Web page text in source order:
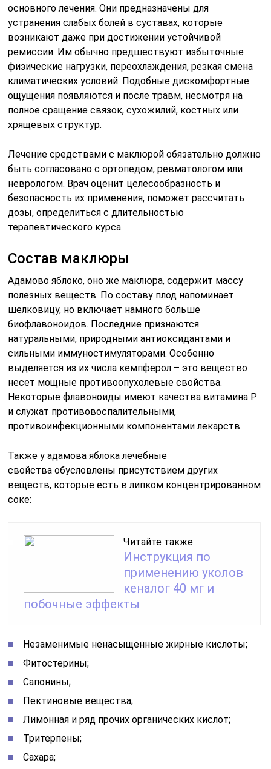
основного лечения. Они предназначены для
устранения слабых болей в суставах, которые
возникают даже при достижении устойчивой
ремиссии. Им обычно предшествуют избыточные
физические нагрузки, переохлаждения, резкая смена
климатических условий. Подобные дискомфортные
ощущения появляются и после травм, несмотря на
полное сращение связок, сухожилий, костных или
хрящевых структур.
Лечение средствами с маклюрой обязательно должно
быть согласовано с ортопедом, ревматологом или
неврологом. Врач оценит целесообразность и
безопасность их применения, поможет рассчитать
дозы, определиться с длительностью
терапевтического курса.
Состав маклюры
Адамово яблоко, оно же маклюра, содержит массу
полезных веществ. По составу плод напоминает
шелковицу, но включает намного больше
биофлавоноидов. Последние признаются
натуральными, природными антиоксидантами и
сильными иммуностимуляторами. Особенно
выделяется из их числа кемпферол – это вещество
несет мощные противоопухолевые свойства.
Некоторые флавоноиды имеют качества витамина Р
и служат противовоспалительными,
противоинфекционными компонентами лекарств.
Также у адамова яблока лечебные
свойства обусловлены присутствием других
веществ, которые есть в липком концентрированном
соке:
Читайте также:
Инструкция по
применению уколов
кеналог 40 мг и
побочные эффекты
Незаменимые ненасыщенные жирные кислоты;
Фитостерины;
Сапонины;
Пектиновые вещества;
Лимонная и ряд прочих органических кислот;
Тритерпены;
Сахара;